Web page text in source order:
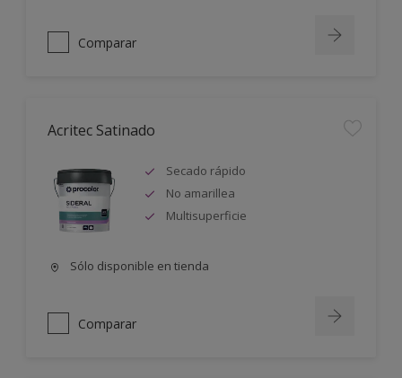
Comparar
Acritec Satinado
Secado rápido
No amarillea
Multisuperficie
Sólo disponible en tienda
Comparar